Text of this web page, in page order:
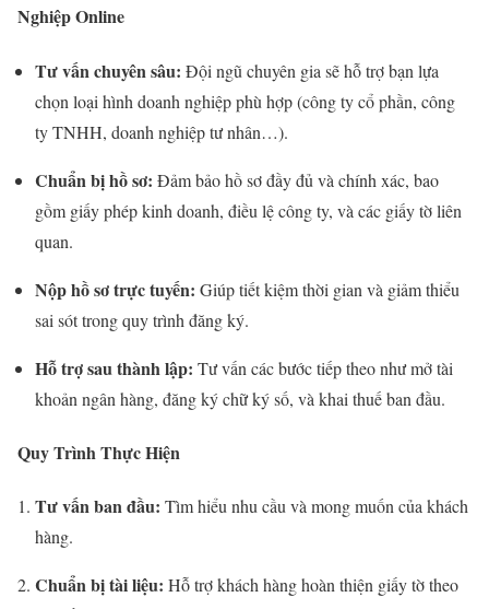
Nghiệp Online
Tư vấn chuyên sâu: Đội ngũ chuyên gia sẽ hỗ trợ bạn lựa
chọn loại hình doanh nghiệp phù hợp (công ty cổ phần, công
ty TNHH, doanh nghiệp tư nhân…).
Chuẩn bị hồ sơ: Đảm bảo hồ sơ đầy đủ và chính xác, bao
gồm giấy phép kinh doanh, điều lệ công ty, và các giấy tờ liên
quan.
Nộp hồ sơ trực tuyến: Giúp tiết kiệm thời gian và giảm thiểu
sai sót trong quy trình đăng ký.
Hỗ trợ sau thành lập: Tư vấn các bước tiếp theo như mở tài
khoản ngân hàng, đăng ký chữ ký số, và khai thuế ban đầu.
Quy Trình Thực Hiện
Tư vấn ban đầu: Tìm hiểu nhu cầu và mong muốn của khách
hàng.
Chuẩn bị tài liệu: Hỗ trợ khách hàng hoàn thiện giấy tờ theo